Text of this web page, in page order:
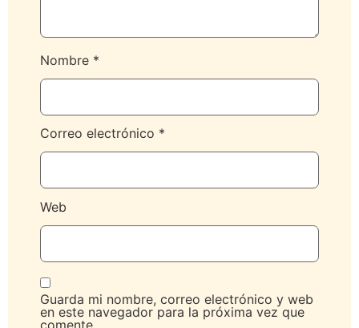
Nombre *
Correo electrónico *
Web
Guarda mi nombre, correo electrónico y web
en este navegador para la próxima vez que